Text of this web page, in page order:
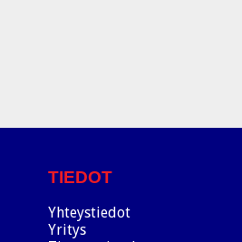
TIEDOT
Yhteystiedot
Yritys